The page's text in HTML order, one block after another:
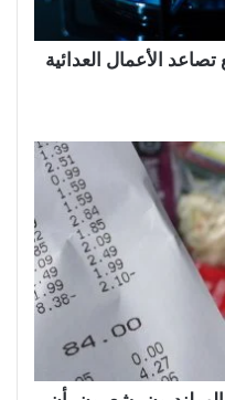
الأعمال العدائية